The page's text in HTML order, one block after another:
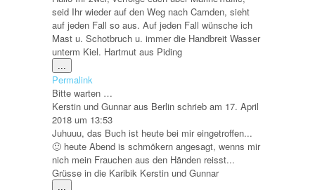
seid Ihr wieder auf den Weg nach Camden, sieht
auf jeden Fall so aus. Auf jeden Fall wünsche ich
Mast u. Schotbruch u. immer die Handbreit Wasser
unterm Kiel. Hartmut aus Piding
Metabox
ein-/ausblenden.
Permalink
Bitte warten …
Kerstin und Gunnaraus Berlin schrieb am 17. April
2018 um 13:53
Juhuuu, das Buch ist heute bei mir eingetroffen...
🙂 heute Abend is schmökern angesagt, wenns mir
nich mein Frauchen aus den Händen reisst...
Grüsse in die Karibik Kerstin und Gunnar